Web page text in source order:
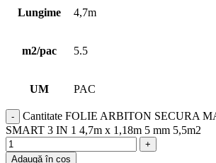
Lungime 4,7m
m2/pac 5.5
UM PAC
Cantitate FOLIE ARBITON SECURA
SMART 3 IN 1 4,7m x 1,18m 5 mm 5,5m2
Adaugă în coș